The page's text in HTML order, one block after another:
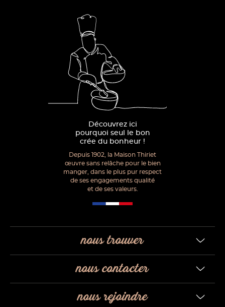
Découvrez ici
pourquoi seul le bon
crée du bonheur !
Depuis 1902, la Maison Thiriet
œuvre sans relâche pour le bien
manger, dans le plus pur respect
de ses engagements qualité
et de ses valeurs.
nous trouver
nous contacter
nous rejoindre